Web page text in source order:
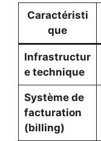
Caractéristi
que
Infrastructur
e technique
Système de
facturation
(billing)